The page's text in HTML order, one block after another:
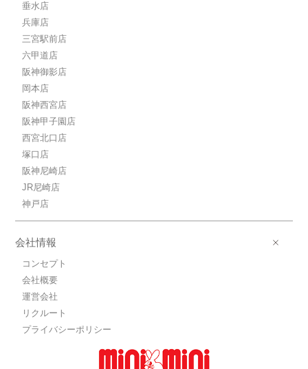
垂水店
兵庫店
三宮駅前店
六甲道店
阪神御影店
岡本店
阪神西宮店
阪神甲子園店
西宮北口店
塚口店
阪神尼崎店
JR尼崎店
神戸店
会社情報
コンセプト
会社概要
運営会社
リクルート
プライバシーポリシー